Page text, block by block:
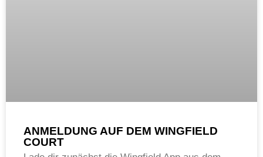
ANMELDUNG AUF DEM WINGFIELD
COURT